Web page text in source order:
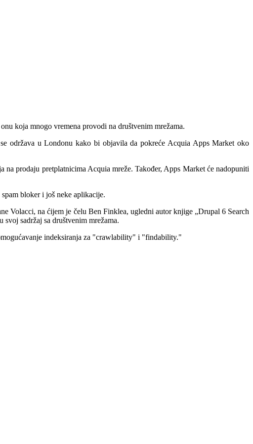
koja mnogo vremena provodi na društvenim mrežama.
održava u Londonu kako bi objavila da pokreće Acquia Apps Market oko
prodaju pretplatnicima Acquia mreže. Također, Apps Market će nadopuniti
bloker i još neke aplikacije.
Volacci, na ćijem je čelu Ben Finklea, ugledni autor knjige „Drupal 6 Search
sadržaj sa društvenim mrežama.
indeksiranja za "crawlability" i "findability."